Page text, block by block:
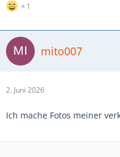
1
mito007
2. Juni 2026
Ich mache Fotos meiner